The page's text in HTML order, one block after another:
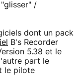
/
dont un pack
B's Recorder
5.38 et le
part le
le pilote